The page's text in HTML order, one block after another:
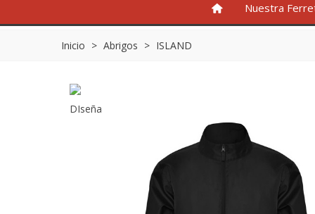
INICIONuestra
Inicio > Abrigos > ISLAND